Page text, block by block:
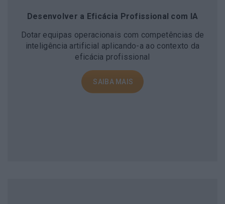
Desenvolver a Eficácia Profissional com IA
Dotar equipas operacionais com competências de
inteligência artificial aplicando-a ao contexto da
eficácia profissional